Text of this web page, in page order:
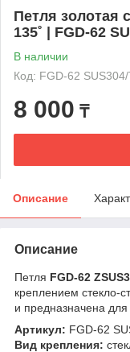
Петля золотая
135˚ | FGD-62
В наличии
Код: FGD-62
8 000 ₸
Описание
Описание
Петля FGD-62
креплением стекло-
и предназначена
Артикул: FGD-62
Вид крепления: